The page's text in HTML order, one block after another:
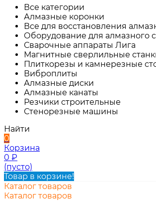
Все категории
Алмазные коронки
Все для восстановления
Оборудование для алмазного
Сварочные аппараты Лига
Магнитные сверлильные
Плиткорезы и камнерезные
Виброплиты
Алмазные диски
Алмазные канаты
Резчики строительные
Стенорезные машины
Найти
0
Корзина
0 ₽
(пусто)
Товар в корзине!
Каталог товаров
Каталог товаров